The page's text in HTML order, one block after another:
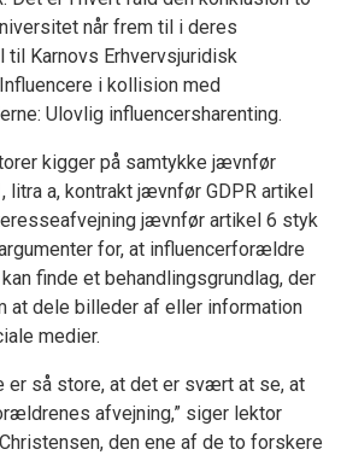
når frem til i deres
Karnovs Erhvervsjuridisk
i kollision med
Ulovlig influencersharenting.
kigger på samtykke jævnfør
litra a, kontrakt jævnfør GDPR artikel
jævnfør artikel 6 styk
for, at influencerforældre
finde et behandlingsgrundlag, der
at dele billeder af eller information
medier.
er så store, at det er svært at se, at
afvejning,” siger lektor
den ene af de to forskere